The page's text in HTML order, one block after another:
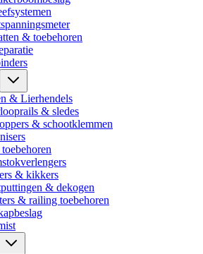
& toebehoren
& Lierhendels
& sledes
& schootklemmen
& kikkers
& dekogen
& railing toebehoren